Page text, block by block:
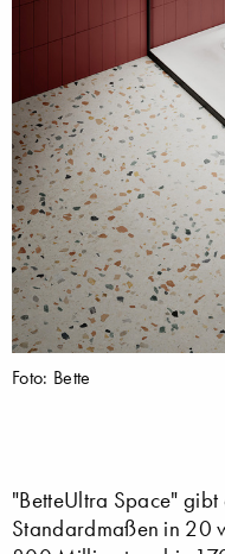
Foto: Bette
"BetteUltra Space"
Standardmaßen in 20